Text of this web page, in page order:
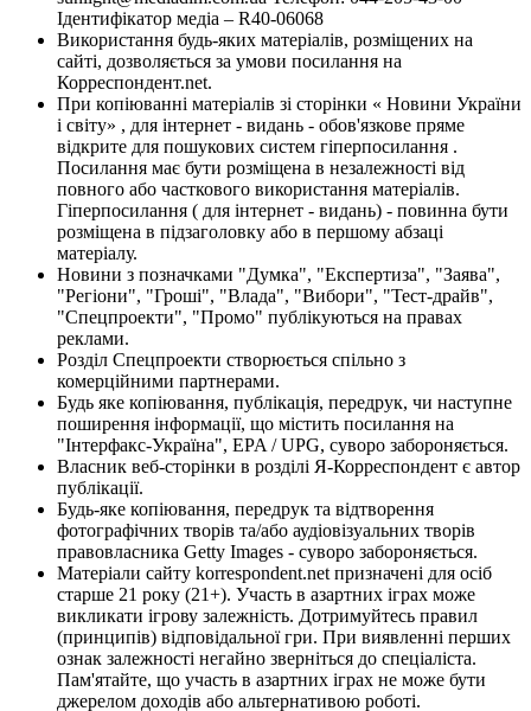
Ідентифікатор медіа – R40-06068
Використання будь-яких матеріалів, розміщених на
сайті, дозволяється за умови посилання на
Корреспондент.net.
При копіюванні матеріалів зі сторінки « Новини України
і світу» , для інтернет - видань - обов'язкове пряме
відкрите для пошукових систем гіперпосилання .
Посилання має бути розміщена в незалежності від
повного або часткового використання матеріалів.
Гіперпосилання ( для інтернет - видань) - повинна бути
розміщена в підзаголовку або в першому абзаці
матеріалу.
Новини з позначками "Думка", "Експертиза", "Заява",
"Регіони", "Гроші", "Влада", "Вибори", "Тест-драйв",
"Спецпроекти", "Промо" публікуються на правах
реклами.
Розділ Спецпроекти створюється спільно з
комерційними партнерами.
Будь яке копіювання, публікація, передрук, чи наступне
поширення інформації, що містить посилання на
"Інтерфакс-Україна", EPA / UPG, суворо забороняється.
Власник веб-сторінки в розділі Я-Корреспондент є автор
публікації.
Будь-яке копіювання, передрук та відтворення
фотографічних творів та/або аудіовізуальних творів
правовласника Getty Images - суворо забороняється.
Матеріали сайту korrespondent.net призначені для осіб
старше 21 року (21+). Участь в азартних іграх може
викликати ігрову залежність. Дотримуйтесь правил
(принципів) відповідальної гри. При виявленні перших
ознак залежності негайно зверніться до спеціаліста.
Пам'ятайте, що участь в азартних іграх не може бути
джерелом доходів або альтернативою роботі.